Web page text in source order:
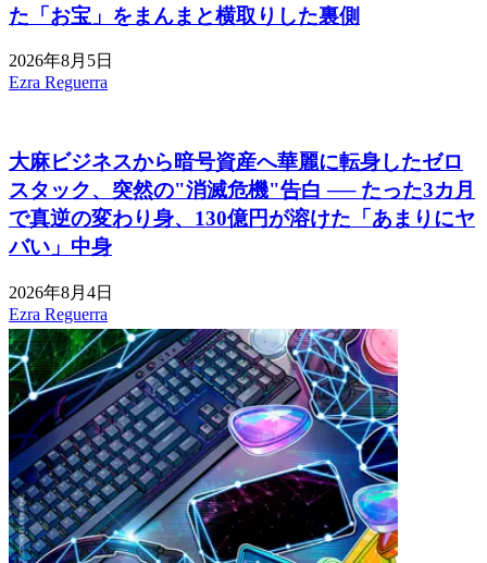
た「お宝」をまんまと横取りした裏側
2026年8月5日
Ezra Reguerra
大麻ビジネスから暗号資産へ華麗に転身したゼロ
スタック、突然の"消滅危機"告白 ── たった3カ月
で真逆の変わり身、130億円が溶けた「あまりにヤ
バい」中身
2026年8月4日
Ezra Reguerra